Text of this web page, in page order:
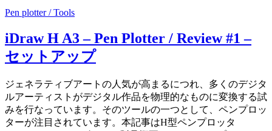
Pen plotter / Tools
iDraw H A3 – Pen Plotter / Review #1 –
セットアップ
ジェネラティブアートの人気が高まるにつれ、多くのデジタ
ルアーティストがデジタル作品を物理的なものに変換する試
みを行なっています。そのツールの一つとして、ペンプロッ
ターが注目されています。本記事はH型ペンプロッタ